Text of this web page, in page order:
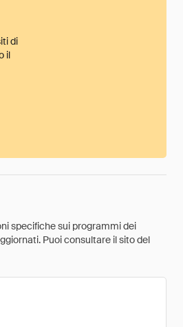
di
il
specifiche sui programmi dei
Puoi consultare il sito del